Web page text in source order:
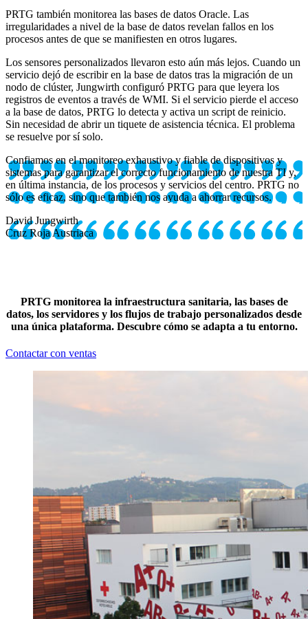
PRTG también monitorea las bases de datos Oracle. Las
irregularidades a nivel de la base de datos revelan fallos en los
procesos antes de que se manifiesten en otros lugares.
Los sensores personalizados llevaron esto aún más lejos. Cuando un
servicio dejó de escribir en la base de datos tras la migración de un
nodo de clúster, Jungwirth configuró PRTG para que leyera los
registros de eventos a través de WMI. Si el servicio pierde el acceso
a la base de datos, PRTG lo detecta y activa un script de reinicio.
Sin necesidad de abrir un tiquete de asistencia técnica. El problema
se resuelve por sí solo.
Confiamos en el monitoreo exhaustivo y fiable de dispositivos y
sistemas para garantizar el correcto funcionamiento de nuestra TI y,
en última instancia, de los procesos y servicios del centro. PRTG no
sólo es eficaz, sino que también nos ayuda a ahorrar recursos.
David Jungwirth
Cruz Roja Austriaca
PRTG monitorea la infraestructura sanitaria, las bases de
datos, los servidores y los flujos de trabajo personalizados desde
una única plataforma. Descubre cómo se adapta a tu entorno.
Contactar con ventas